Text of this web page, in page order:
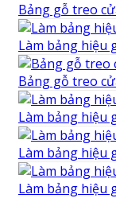
Bảng gỗ treo
Làm bảng hiệu
Bảng gỗ treo
Làm bảng hiệu
Làm bảng hiệu
Làm bảng hiệu